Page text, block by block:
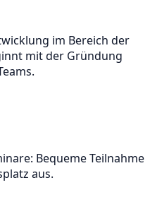
im Bereich der
mit der Gründung
Bequeme Teilnahme
aus.